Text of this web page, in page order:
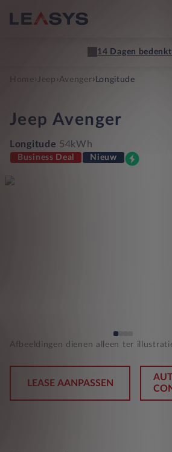
14 Dagen
Home › Jeep › Avenger› Longitude
Jeep Avenger
Longitude 54kWh
Business Deal Nieuw
Afbeeldingen dienen alleen ter
LEASE AANPASSEN